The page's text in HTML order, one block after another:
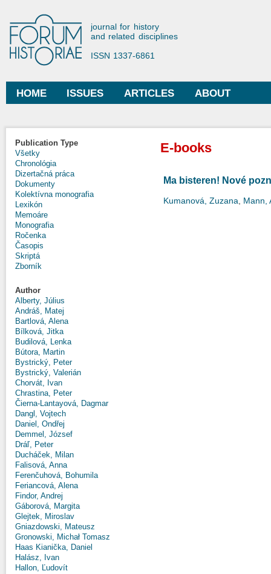
Forum Historiae
journal for history
and related disciplines
ISSN 1337-6861
Main menu
HOME ISSUES ARTICLES ABOUT
Publication Type
Všetky
Chronológia
Dizertačná práca
Dokumenty
Kolektívna monografia
Lexikón
Memoáre
Monografia
Ročenka
Časopis
Skriptá
Zborník
Author
Alberty, Július
Andráš, Matej
Bartlová, Alena
Bílková, Jitka
Budilová, Lenka
Bútora, Martin
Bystrický, Peter
Bystrický, Valerián
Chorvát, Ivan
Chrastina, Peter
Čierna-Lantayová, Dagmar
Dangl, Vojtech
Daniel, Ondřej
Demmel, József
Dráľ, Peter
Ducháček, Milan
Falisová, Anna
Ferenčuhová, Bohumila
Feriancová, Alena
Findor, Andrej
Gáborová, Margita
Glejtek, Miroslav
Gniazdowski, Mateusz
Gronowski, Michał Tomasz
Haas Kianička, Daniel
Halász, Ivan
Hallon, Ľudovít
E-books
Ma bisteren! Nové
Kumanová, Zuzana Mann,